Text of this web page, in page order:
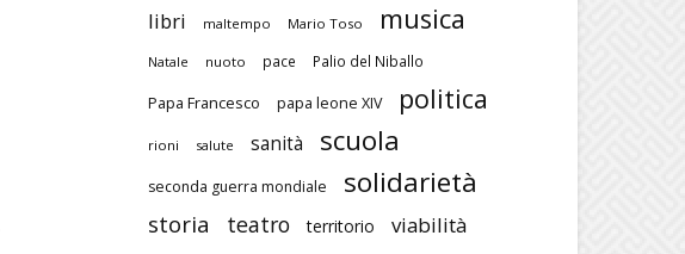
libri maltempo Mario Toso musica
Natale nuoto pace Palio del Niballo
Papa Francesco papa leone XIV politica
rioni salute sanità scuola
seconda guerra mondiale solidarietà
storia teatro territorio viabilità